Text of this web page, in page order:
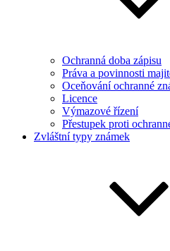
Ochranná doba zápisu
Práva a povinnosti
Oceňování ochranné
Licence
Výmazové řízení
Přestupek proti
Zvláštní typy známek